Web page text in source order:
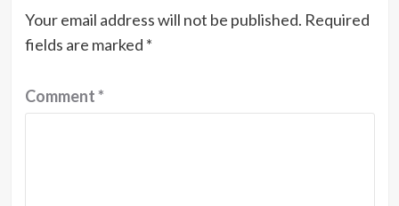
Your email address will not be published. Required
fields are marked *
Comment*